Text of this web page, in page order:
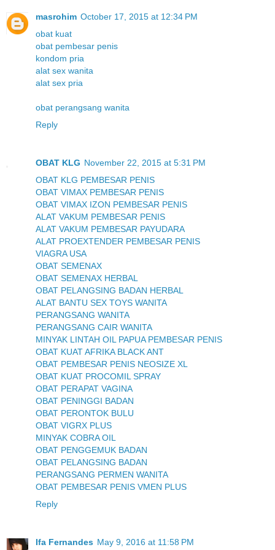
masrohim October 17, 2015 at 12:34 PM
obat kuat
obat pembesar penis
kondom pria
alat sex wanita
alat sex pria
obat perangsang wanita
Reply
OBAT KLG November 22, 2015 at 5:31 PM
OBAT KLG PEMBESAR PENIS
OBAT VIMAX PEMBESAR PENIS
OBAT VIMAX IZON PEMBESAR PENIS
ALAT VAKUM PEMBESAR PENIS
ALAT VAKUM PEMBESAR PAYUDARA
ALAT PROEXTENDER PEMBESAR PENIS
VIAGRA USA
OBAT SEMENAX
OBAT SEMENAX HERBAL
OBAT PELANGSING BADAN HERBAL
ALAT BANTU SEX TOYS WANITA
PERANGSANG WANITA
PERANGSANG CAIR WANITA
MINYAK LINTAH OIL PAPUA PEMBESAR PENIS
OBAT KUAT AFRIKA BLACK ANT
OBAT PEMBESAR PENIS NEOSIZE XL
OBAT KUAT PROCOMIL SPRAY
OBAT PERAPAT VAGINA
OBAT PENINGGI BADAN
OBAT PERONTOK BULU
OBAT VIGRX PLUS
MINYAK COBRA OIL
OBAT PENGGEMUK BADAN
OBAT PELANGSING BADAN
PERANGSANG PERMEN WANITA
OBAT PEMBESAR PENIS VMEN PLUS
Reply
Ifa Fernandes May 9, 2016 at 11:58 PM